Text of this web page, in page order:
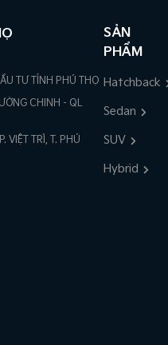
TƯ TỈNH PHÚ THỌ
CHINH - QL
VIỆT TRÌ, T. PHÚ
SẢN
PHẨM
Hatchback
Sedan
SUV
Hybrid